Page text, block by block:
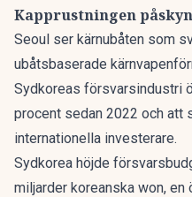
Kapprustningen
Seoul ser kärnubåten som
ubåtsbaserade
Sydkoreas försvarsindustri
procent sedan 2022 och att
internationella investerare.
Sydkorea höjde
miljarder koreanska won, en